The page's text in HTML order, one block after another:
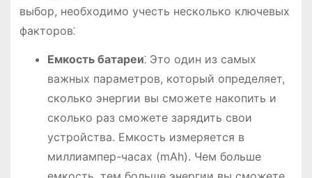
выбор, необходимо учесть несколько ключевых
факторов⁚
Емкость батареи⁚ Это один из самых
важных параметров, который определяет,
сколько энергии вы сможете накопить и
сколько раз сможете зарядить свои
устройства. Емкость измеряется в
миллиампер-часах (mAh). Чем больше